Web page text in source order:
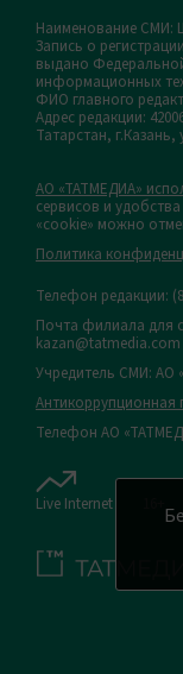
Наименование СМИ:
Запись о
выдано
информационных
ФИО главного
Адрес редакции:
Татарстан,
АО «ТАТМЕДИА»
сервисов и
«cookie» можно
Политика
Телефон редакции:
Почта филиала для
kazan@tatmedia.com
Учредитель СМИ: АО
Антикоррупционная
Телефон АО
Live Internet